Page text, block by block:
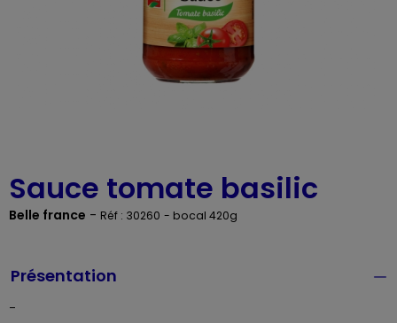
Sauce tomate basilic
Belle france - Réf : 30260 - bocal 420g
Présentation
-